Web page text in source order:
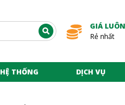
GIÁ
Rẻ nhất
HỆ THỐNG DỊCH VỤ